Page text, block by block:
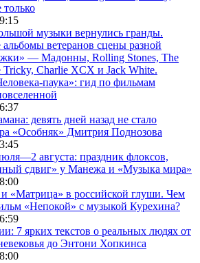
музыки вернулись гранды.
ветеранов сцены разной
— Мадонны, Rolling Stones, The
Tricky, Charlie XCX и Jack White.
паука»: гид по фильмам
девять дней назад не стало
«Особняк» Дмитрия Поднозова
августа: праздник флоксов,
сдвиг» у Манежа и «Музыка мира»
«Матрица» в российской глуши. Чем
«Непокой» с музыкой Курехина?
7 ярких текстов о реальных людях от
до Энтони Хопкинса